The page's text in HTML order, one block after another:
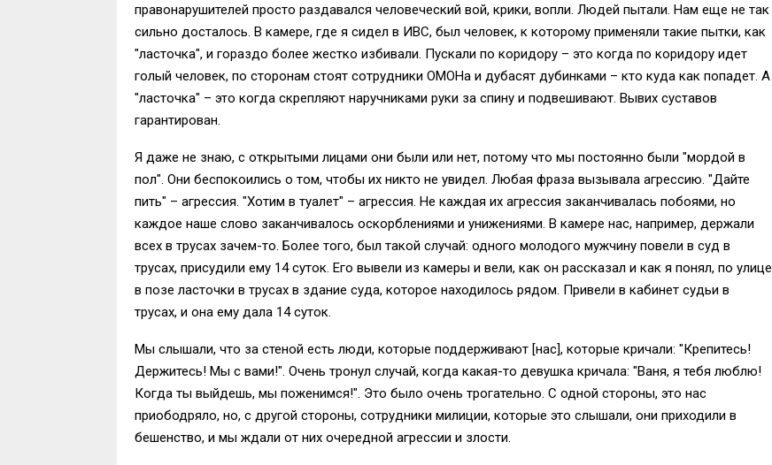
правонарушителей просто раздавался человеческий вой, крики, вопли. Людей пытали. Нам еще не так
сильно досталось. В камере, где я сидел в ИВС, был человек, к которому применяли такие пытки, как
"ласточка", и гораздо более жестко избивали. Пускали по коридору – это когда по коридору идет
голый человек, по сторонам стоят сотрудники ОМОНа и дубасят дубинками – кто куда как попадет. А
"ласточка" – это когда скрепляют наручниками руки за спину и подвешивают. Вывих суставов
гарантирован.
Я даже не знаю, с открытыми лицами они были или нет, потому что мы постоянно были "мордой в
пол". Они беспокоились о том, чтобы их никто не увидел. Любая фраза вызывала агрессию. "Дайте
пить" – агрессия. "Хотим в туалет" – агрессия. Не каждая их агрессия заканчивалась побоями, но
каждое наше слово заканчивалось оскорблениями и унижениями. В камере нас, например, держали
всех в трусах зачем-то. Более того, был такой случай: одного молодого мужчину повели в суд в
трусах, присудили ему 14 суток. Его вывели из камеры и вели, как он рассказал и как я понял, по улице
в позе ласточки в трусах в здание суда, которое находилось рядом. Привели в кабинет судьи в
трусах, и она ему дала 14 суток.
Мы слышали, что за стеной есть люди, которые поддерживают [нас], которые кричали: "Крепитесь!
Держитесь! Мы с вами!". Очень тронул случай, когда какая-то девушка кричала: "Ваня, я тебя люблю!
Когда ты выйдешь, мы поженимся!". Это было очень трогательно. С одной стороны, это нас
приободряло, но, с другой стороны, сотрудники милиции, которые это слышали, они приходили в
бешенство, и мы ждали от них очередной агрессии и злости.